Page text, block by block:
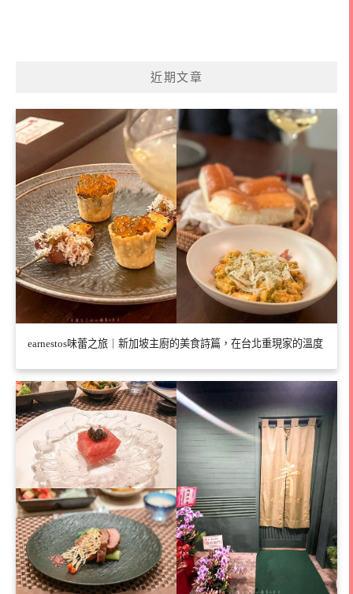
近期文章
earnestos味蕾之旅｜新加坡主廚的美食詩篇，在台北重現家的溫度